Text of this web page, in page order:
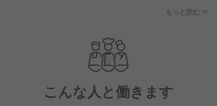
イアウトし、BGMという概念を超えたパワフルなラ
全61席の店内は、企業パーティーや大規模なイベン
ト、ビジネスや記念日など、幅広いシーンに対応して
もちろん「Salvatore Cuomo Bros.」の料理は、グラ
ンシェフ、サルヴァトーレ・クオモによるオリジナリ
もっと読む
こんな人と働きます